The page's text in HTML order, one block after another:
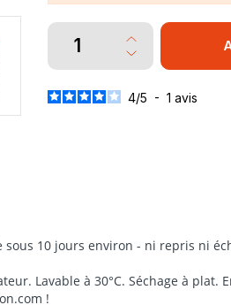
4/5 - 1avis
10 jours environ - ni repris ni
Lavable à 30°C. Séchage à plat.
!